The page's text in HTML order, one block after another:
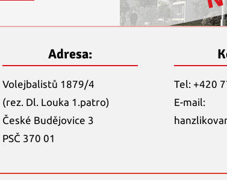
Adresa:
Volejbalistů 1879/4
(rez. Dl. Louka 1.patro)
České Budějovice 3
PSČ 370 01
Tel: +420
E-mail: